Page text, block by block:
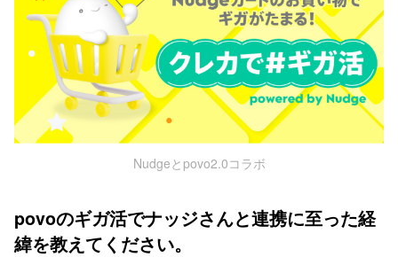
Nudgeとpovo2.0コラボ
povoのギガ活でナッジさんと連携に至った経
緯を教えてください。